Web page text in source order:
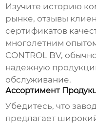
Изучите историю
рынке, отзывы
сертификатов
многолетним
CONTROL BV,
надежную
обслуживание.
Ассортимент
Убедитесь, что
предлагает